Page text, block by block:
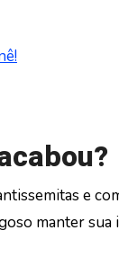
e
manter sua